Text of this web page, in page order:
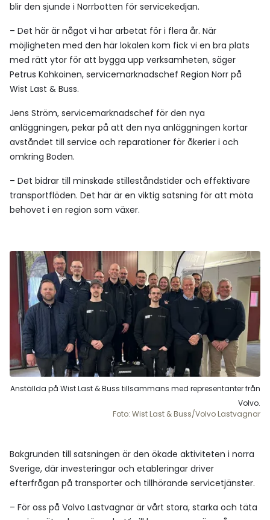
blir den sjunde i Norrbotten för servicekedjan.
– Det här är något vi har arbetat för i flera år. När
möjligheten med den här lokalen kom fick vi en bra plats
med rätt ytor för att bygga upp verksamheten, säger
Petrus Kohkoinen, servicemarknadschef Region Norr på
Wist Last & Buss.
Jens Ström, servicemarknadschef för den nya
anläggningen, pekar på att den nya anläggningen kortar
avståndet till service och reparationer för åkerier i och
omkring Boden.
– Det bidrar till minskade stilleståndstider och effektivare
transportflöden. Det här är en viktig satsning för att möta
behovet i en region som växer.
Anställda på Wist Last & Buss tillsammans med representanter från
Volvo.
Foto: Wist Last & Buss/Volvo Lastvagnar
Bakgrunden till satsningen är den ökade aktiviteten i norra
Sverige, där investeringar och etableringar driver
efterfrågan på transporter och tillhörande servicetjänster.
– För oss på Volvo Lastvagnar är vårt stora, starka och täta